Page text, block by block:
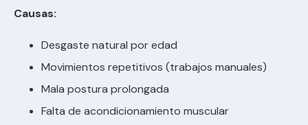
Causas:
Desgaste natural por edad
Movimientos repetitivos (trabajos manuales)
Mala postura prolongada
Falta de acondicionamiento muscular